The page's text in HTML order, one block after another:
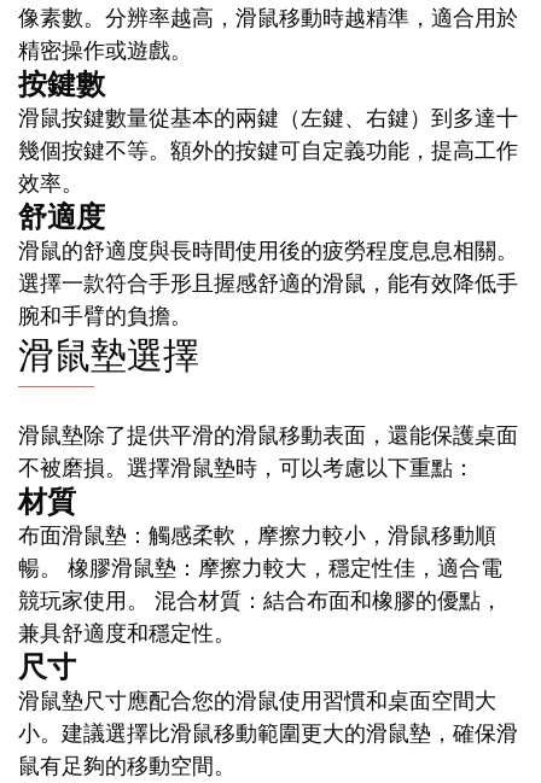
像素數。分辨率越高，滑鼠移動時越精準，適合用於
精密操作或遊戲。
按鍵數
滑鼠按鍵數量從基本的兩鍵（左鍵、右鍵）到多達十
幾個按鍵不等。額外的按鍵可自定義功能，提高工作
效率。
舒適度
滑鼠的舒適度與長時間使用後的疲勞程度息息相關。
選擇一款符合手形且握感舒適的滑鼠，能有效降低手
腕和手臂的負擔。
滑鼠墊選擇
滑鼠墊除了提供平滑的滑鼠移動表面，還能保護桌面
不被磨損。選擇滑鼠墊時，可以考慮以下重點：
材質
布面滑鼠墊：觸感柔軟，摩擦力較小，滑鼠移動順
暢。 橡膠滑鼠墊：摩擦力較大，穩定性佳，適合電
競玩家使用。 混合材質：結合布面和橡膠的優點，
兼具舒適度和穩定性。
尺寸
滑鼠墊尺寸應配合您的滑鼠使用習慣和桌面空間大
小。建議選擇比滑鼠移動範圍更大的滑鼠墊，確保滑
鼠有足夠的移動空間。